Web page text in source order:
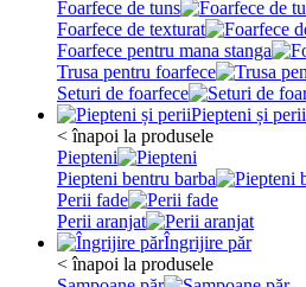
Foarfece de tuns
Foarfece de texturat
Foarfece pentru mana stanga
Trusa pentru foarfece
Seturi de foarfece
Piepteni și perii
< înapoi la produsele
Piepteni
Piepteni bentru barba
Perii fade
Perii aranjat
Îngrijire păr
< înapoi la produsele